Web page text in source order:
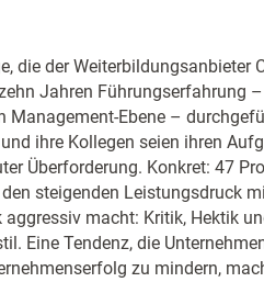
die der Weiterbildungsanbieter
Jahren Führungserfahrung
Ebene –
ihre Kollegen seien ihren
Überforderung. Konkret: 47
steigenden Leistungsdruck
aggressiv macht: Kritik, Hektik
Eine Tendenz, die
zu mindern,